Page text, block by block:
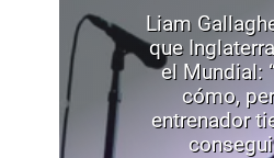
Liam
que
el Mundial:
cómo,
entrenador